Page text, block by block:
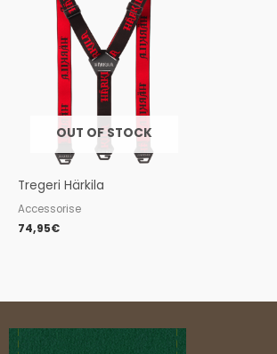
OUT OF STOCK
Tregeri Härkila
Accessorise
74,95€